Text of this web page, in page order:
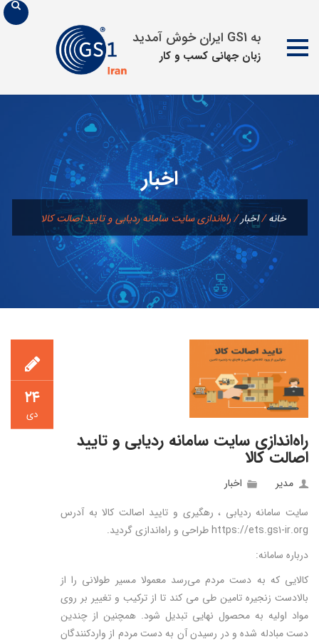
به GS1 ایران خوش آمدید
زبان جهانی كسب و كار
محتوا
اخبار
خانه/اخبار/راه‌اندازی سایت سامانه ردیابی و تایید اصالت کالا
۲۴
دی
راه‌اندازی سایت سامانه ردیابی و تایید
اصالت کالا
مدیر
اخبار
سایت سامانه ردیابی ، رهگیری و تایید اصالت کالا به آدرس
https://ets.gs1-ir.org طراحی و راه‌اندازی گردید.
درباره سامانه:
کالایی که به دست مردم می‌رسد معمولا مسیر طولانی را از
بالادست زنجیره تامین طی می کند تا از ترکیب و تغییر بر روی
مواد اولیه به محصول نهایی تبدیل شود. همچنین از چندین
دست مبادله شده و در رسیدن آن به دست مردم از وارد‌کنندگان